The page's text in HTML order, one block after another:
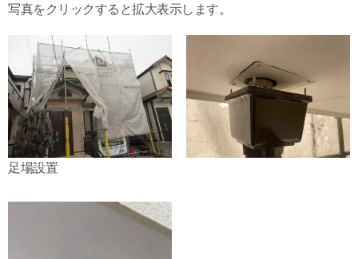
写真をクリックすると拡大表示します。
足場設置